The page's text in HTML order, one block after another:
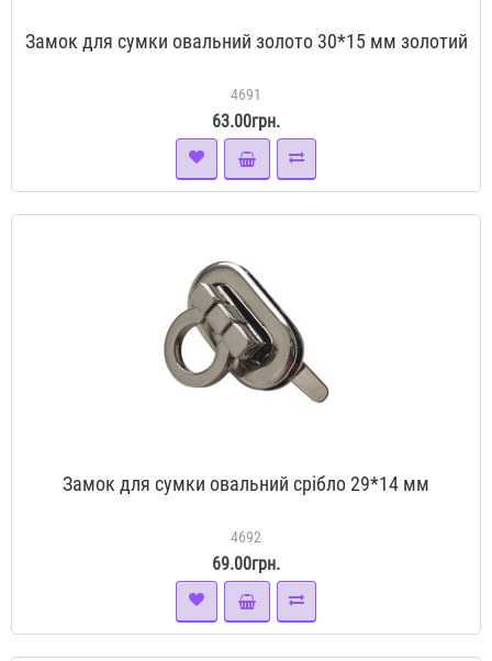
Замок для сумки овальний золото 30*15 мм золотий
4691
63.00грн.
Замок для сумки овальний срібло 29*14 мм
4692
69.00грн.